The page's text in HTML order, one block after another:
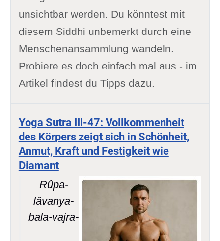
unsichtbar werden. Du könntest mit
diesem Siddhi unbemerkt durch eine
Menschenansammlung wandeln.
Probiere es doch einfach mal aus - im
Artikel findest du Tipps dazu.
Yoga Sutra III-47: Vollkommenheit
des Körpers zeigt sich in Schönheit,
Anmut, Kraft und Festigkeit wie
Diamant
Rûpa-
lâvanya-
bala-vajra-